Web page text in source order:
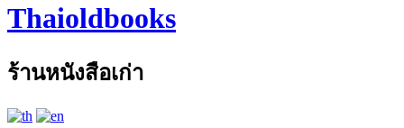
Thaioldbooks
ร้านหนังสือเก่า